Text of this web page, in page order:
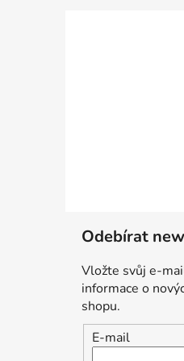
Odebírat
Vložte svůj e-
informace o
shopu.
E-mail